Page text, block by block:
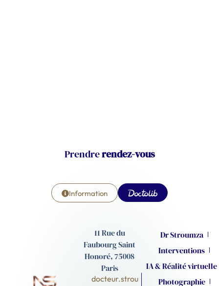
Prendrerendez-vous
Information
11 Rue du
Faubourg Saint
Honoré, 75008
Paris
docteur.strou
Dr Stroumza
Interventions
IA & Réalité virtuelle
Photographie